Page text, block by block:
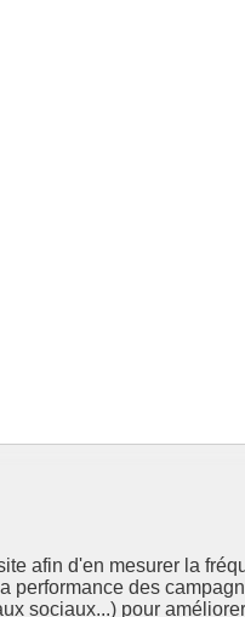
afin d'en mesurer la
performance des
sociaux...) pour